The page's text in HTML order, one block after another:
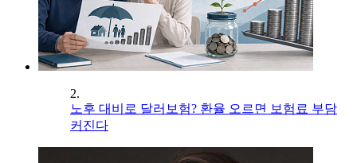
2.
노후 대비로 달러보험? 환율 오르면 보험료 부담
커진다